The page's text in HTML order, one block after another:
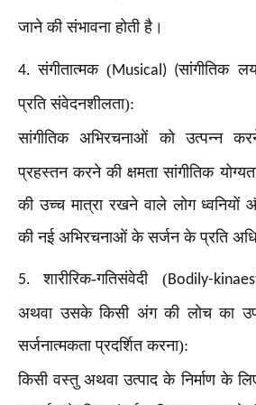
जाने की संभावना होती है।
4.संगीतात्मक (Musical) (सांगीतिक
प्रति संवेदनशीलता):
सांगीतिक अभिरचनाओं को उत्पन्न
प्रहस्तन करने की क्षमता सांगीतिक
की उच्च मात्रा रखने वाले लोग ध्वनियों
की नई अभिरचनाओं के सर्जन के प्रति
5.शारीरिक-गतिसंवेदी (Bodily-
अथवा उसके किसी अंग की लोच का
सर्जनात्मकता प्रदर्शित करना):
किसी वस्तु अथवा उत्पाद के निर्माण के